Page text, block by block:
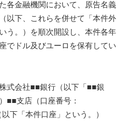
各金融機関において、原告名義
以下、これらを併せて「本件外
う。）を順次開設し、本件各年
でドル及びユーロを保有してい
式会社■■銀行（以下「■■銀
■■支店（口座番号：
下「本件口座」という。）